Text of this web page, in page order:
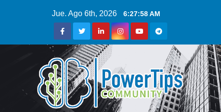
Jue. Ago 6th, 2026 6:27:59 AM